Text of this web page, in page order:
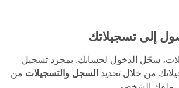
سجّل الدخول لحسابك. بمجرد تسجيل
من خلال تحديد السجل والتسجيلات من